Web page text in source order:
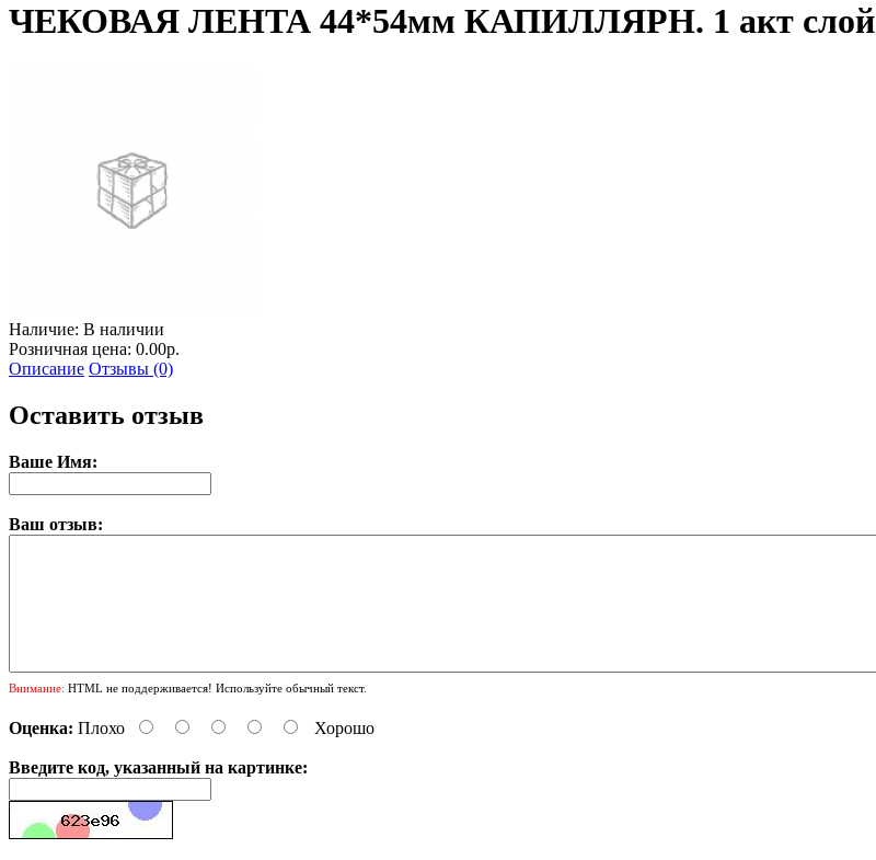
ЧЕКОВАЯ ЛЕНТА 44*54мм КАПИЛЛЯРН. 1 акт слой
Наличие: В наличии
Розничная цена: 0.00р.
Описание Отзывы (0)
Оставить отзыв
Ваше Имя:
Ваш отзыв:
Внимание: HTML не поддерживается! Используйте обычный текст.
Оценка: Плохо Хорошо
Введите код, указанный на картинке: